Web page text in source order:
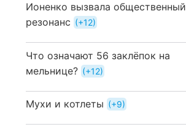
Ионенко вызвала общественный
резонанс
+12
Что означают 56 заклёпок на
мельнице?
+12
Мухи и котлеты +9